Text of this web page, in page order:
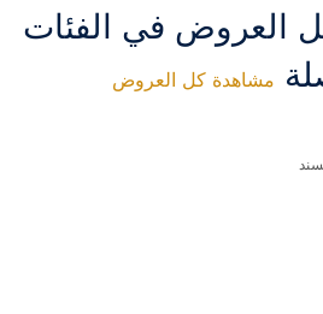
العروض في الفئات
مشاهدة كل العروض